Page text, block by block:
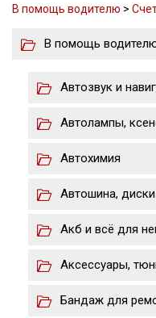
В помощь водителю >
В помощь
Автозвук и
Автолампы,
Автохимия
Автошина,
Акб и всё для
Аксессуары,
Бандаж для